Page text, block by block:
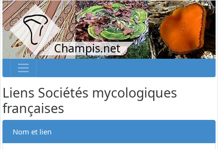
Champis.net
Liens Sociétés mycologiques
françaises
Nom et lien